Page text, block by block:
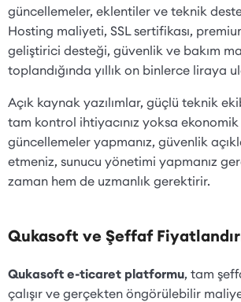
güncellemeler, eklentiler ve teknik
Hosting maliyeti, SSL sertifikası,
geliştirici desteği, güvenlik ve bakım
toplandığında yıllık on binlerce liraya
Açık kaynak yazılımlar, güçlü teknik
tam kontrol ihtiyacınız yoksa
güncellemeler yapmanız, güvenlik
etmeniz, sunucu yönetimi yapmanız
zaman hem de uzmanlık gerektirir.
Qukasoft ve Şeffaf
Qukasoft e-ticaret platformu, tam
çalışır ve gerçekten öngörülebilir